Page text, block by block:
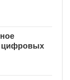
цифровых